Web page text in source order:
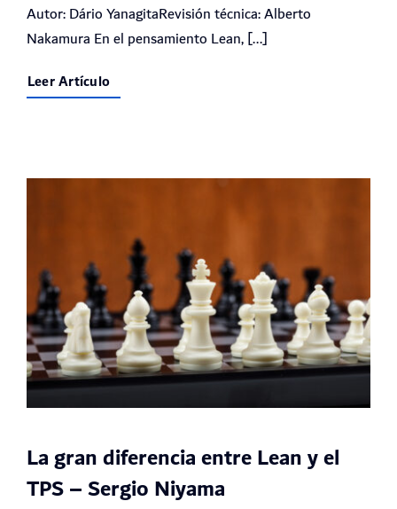
Autor: Dário YanagitaRevisión técnica: Alberto
Nakamura En el pensamiento Lean, [...]
Leer Artículo
La gran diferencia entre Lean y el
TPS – Sergio Niyama